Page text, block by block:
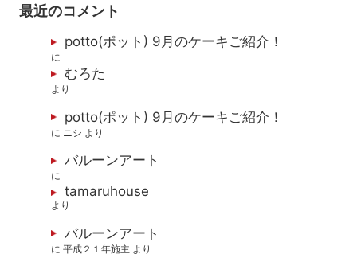
最近のコメント
potto(ポット) 9月のケーキご紹介！
に
むろた
より
potto(ポット) 9月のケーキご紹介！
に ニシ より
バルーンアート
に
tamaruhouse
より
バルーンアート
に平成２１年施主 より